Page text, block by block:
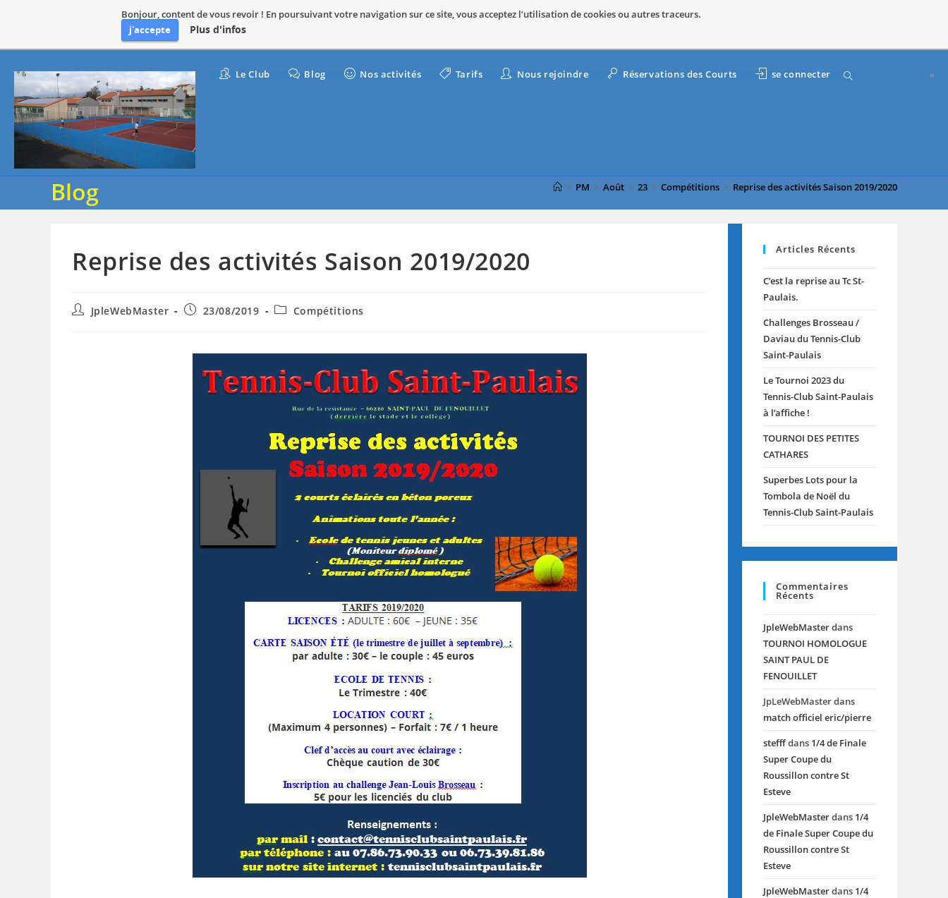
Bonjour, content de vous revoir ! En poursuivant votre navigation sur ce site, vous acceptez l’utilisation de cookies ou autres traceurs.
j'accepte
Plus d'infos
Le Club Blog Nos activités Tarifs Nous rejoindre Réservations des Courts se connecter
Blog > PM > Août > 23 > Compétitions > Reprise des activités Saison 2019/2020
Reprise des activités Saison 2019/2020
JpleWebMaster 23/08/2019 Compétitions
Articles Récents
C’est la reprise au Tc St-
Paulais.
Challenges Brosseau /
Daviau du Tennis-Club
Saint-Paulais
Le Tournoi 2023 du
Tennis-Club Saint-Paulais
à l’affiche !
TOURNOI DES PETITES
CATHARES
Superbes Lots pour la
Tombola de Noël du
Tennis-Club Saint-Paulais
Commentaires
Récents
JpleWebMasterdans
TOURNOI HOMOLOGUE
SAINT PAUL DE
FENOUILLET
JpLeWebMasterdans
match officiel eric/pierre
stefffdans 1/4 de Finale
Super Coupe du
Roussillon contre St
Esteve
JpleWebMasterdans 1/4
de Finale Super Coupe du
Roussillon contre St
Esteve
JpleWebMasterdans 1/4